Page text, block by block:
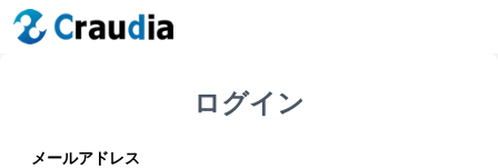
ログイン
メールアドレス